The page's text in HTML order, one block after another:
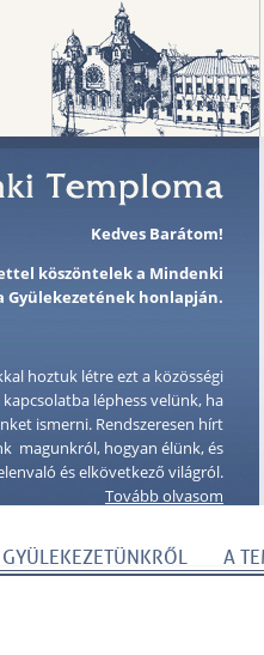
Kedves Barátom!
köszöntelek a Mindenki
Gyülekezetének honlapján.
hoztuk létre ezt a közösségi
léphess velünk, ha
ismerni. Rendszeresen hírt
magunkról, hogyan élünk, és
és elkövetkező világról.
Tovább olvasom
GYÜLEKEZETÜNKRŐL A